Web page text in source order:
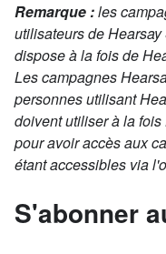
Remarque :les
utilisateurs de
dispose à la fois de
Les campagnes
personnes utilisant
doivent utiliser à la
pour avoir accès aux
étant accessibles via
S'abonner